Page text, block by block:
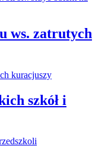
ws. zatrutych
szkół i